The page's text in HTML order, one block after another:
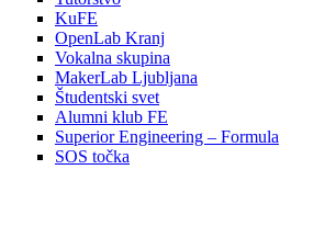
KuFE
OpenLab Kranj
Vokalna skupina
MakerLab Ljubljana
Študentski svet
Alumni klub FE
Superior Engineering – Formula
SOS točka